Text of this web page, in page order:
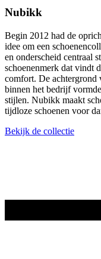
Nubikk
Begin 2012 had de
idee om een
en onderscheid centraal
schoenenmerk dat vindt
comfort. De achtergrond
binnen het bedrijf
stijlen. Nubikk maakt
tijdloze schoenen voor
Bekijk de collectie